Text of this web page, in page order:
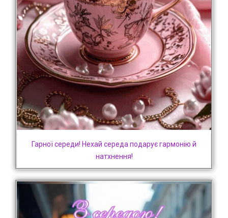
Гарної середи! Нехай середа подарує гармонію й
натхнення!